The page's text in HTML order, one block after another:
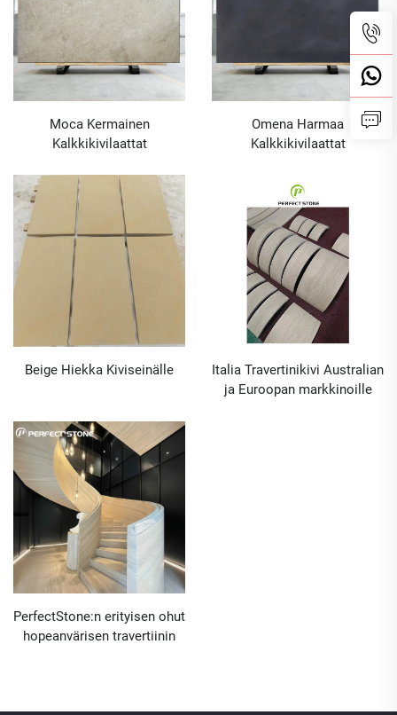
Moca Kermainen
Kalkkikivilaattat
Omena Harmaa
Kalkkikivilaattat
Beige Hiekka Kiviseinälle
Italia Travertinikivi Australian
ja Euroopan markkinoille
PerfectStone:n erityisen ohut
hopeanvärisen travertiinin